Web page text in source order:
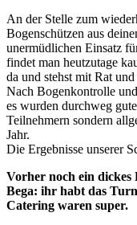
An der Stelle zum
Bogenschützen aus
unermüdlichen Einsatz
findet man heutzutage
da und stehst mit Rat
Nach Bogenkontrolle
es wurden durchweg
Teilnehmern sondern
Jahr.
Die Ergebnisse unserer
Vorher noch ein dickes
Bega: ihr habt das
Catering waren super.